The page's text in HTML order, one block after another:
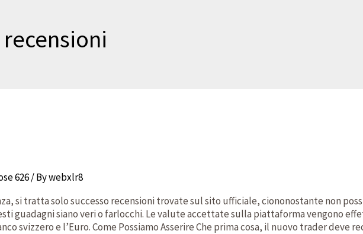
626/ Bywebxlr8
si tratta solo successo recensioni trovate sul sito ufficiale, ciononostante non
guadagni siano veri o farlocchi. Le valute accettate sulla piattaforma vengono
svizzero e l’Euro. Come Possiamo Asserire Che prima cosa, il nuovo trader deve